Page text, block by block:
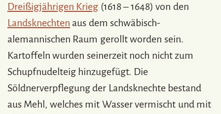
Dreißigjährigen Krieg (1618 – 1648) von den
Landsknechten aus dem schwäbisch-
alemannischen Raum gerollt worden sein.
Kartoffeln wurden seinerzeit noch nicht zum
Schupfnudelteig hinzugefügt. Die
Söldnerverpflegung der Landsknechte bestand
aus Mehl, welches mit Wasser vermischt und mit